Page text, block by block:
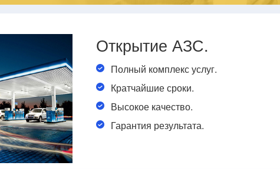
Открытие АЗС.
Полный комплекс услуг.
Кратчайшие сроки.
Высокое качество.
Гарантия результата.